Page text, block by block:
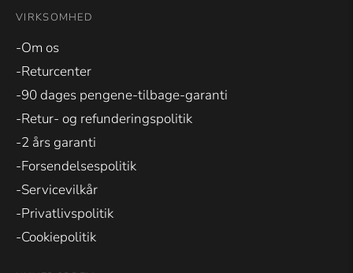
VIRKSOMHED
-Om os
-Returcenter
-90 dages pengene-tilbage-garanti
-Retur- og refunderingspolitik
-2 års garanti
-Forsendelsespolitik
-Servicevilkår
-Privatlivspolitik
-Cookiepolitik